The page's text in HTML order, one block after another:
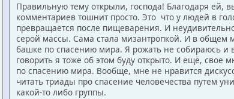
Правильную тему открыли, господа! Благодаря ей,
комментариев тошнит просто. Это что у людей в
превращается после пищеварения. И
серой массы. Сама стала мизантропкой. И в общем
башке по спасению мира. Я рожать не собираюсь и
говорить я тоже об этом буду открыто. И ещё, свое
по спасению мира. Вообще, мне не нравится
читать триады про спасение человечества путем
какой-то либо группы.